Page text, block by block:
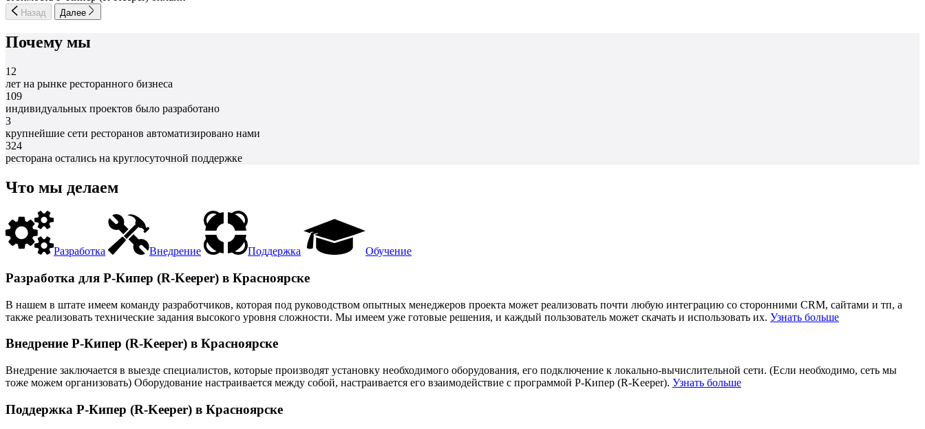
Назад Далее
Почему мы
12
лет на рынке ресторанного бизнеса
109
индивидуальных проектов было разработано
3
крупнейшие сети ресторанов автоматизировано нами
324
ресторана остались на круглосуточной поддержке
Что мы делаем
Разработка Внедрение Поддержка Обучение
Разработка для Р-Кипер (R-Keeper) в Красноярске
В нашем в штате имеем команду разработчиков, которая под руководством опытных менеджеров проекта может реализовать почти любую интеграцию со сторонними CRM, сайтами и тп, а
также реализовать технические задания высокого уровня сложности. Мы имеем уже готовые решения, и каждый пользователь может скачать и использовать их. Узнать больше
Внедрение Р-Кипер (R-Keeper) в Красноярске
Внедрение заключается в выезде специалистов, которые производят установку необходимого оборудования, его подключение к локально-вычислительной сети. (Если необходимо, сеть мы
тоже можем организовать) Оборудование настраивается между собой, настраивается его взаимодействие с программой Р-Кипер (R-Keeper). Узнать больше
Поддержка Р-Кипер (R-Keeper) в Красноярске